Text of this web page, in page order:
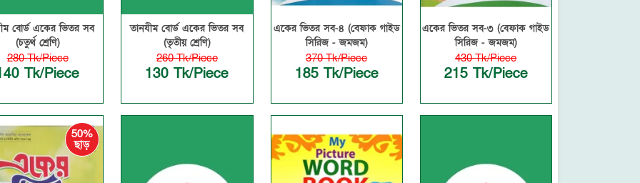
বোর্ড একের ভিতর সব
(চতুর্থ শ্রেণি)
280 Tk/Piece
Tk/Piece
তানযীম বোর্ড একের ভিতর সব
(তৃতীয় শ্রেণি)
260 Tk/Piece
130 Tk/Piece
একের ভিতর সব-৪ (বেফাক গাইড
সিরিজ - জমজম)
370 Tk/Piece
185 Tk/Piece
একের ভিতর সব-৩ (বেফাক গাইড
সিরিজ - জমজম)
430 Tk/Piece
215 Tk/Piece
50%
ছাড়